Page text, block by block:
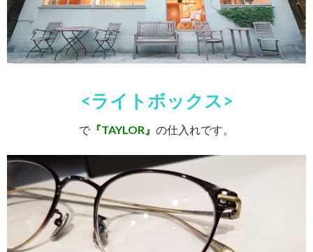
<ライトボックス>
で 『TAYLOR』 の仕入れです。